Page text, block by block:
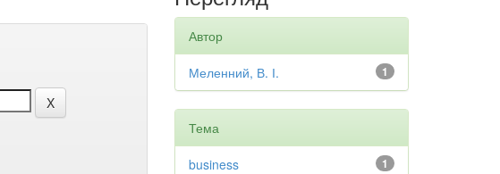
Автор
1
Меленний, В. І.
Тема
1
business